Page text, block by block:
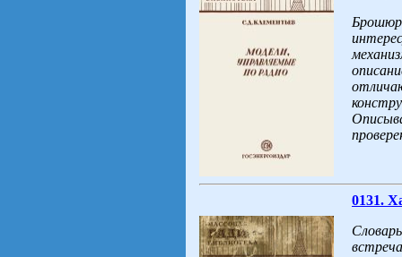
0131.